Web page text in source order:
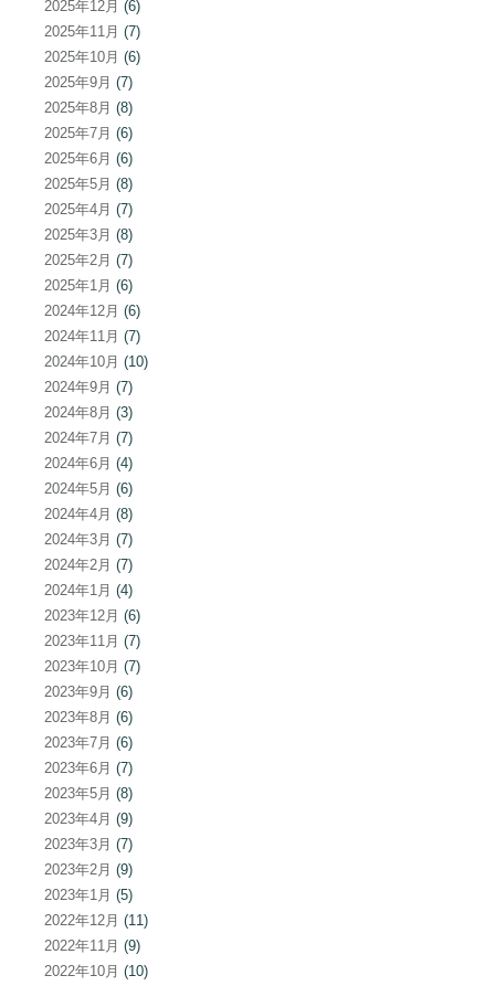
2025年12月 (6)
2025年11月 (7)
2025年10月 (6)
2025年9月 (7)
2025年8月 (8)
2025年7月 (6)
2025年6月 (6)
2025年5月 (8)
2025年4月 (7)
2025年3月 (8)
2025年2月 (7)
2025年1月 (6)
2024年12月 (6)
2024年11月 (7)
2024年10月 (10)
2024年9月 (7)
2024年8月 (3)
2024年7月 (7)
2024年6月 (4)
2024年5月 (6)
2024年4月 (8)
2024年3月 (7)
2024年2月 (7)
2024年1月 (4)
2023年12月 (6)
2023年11月 (7)
2023年10月 (7)
2023年9月 (6)
2023年8月 (6)
2023年7月 (6)
2023年6月 (7)
2023年5月 (8)
2023年4月 (9)
2023年3月 (7)
2023年2月 (9)
2023年1月 (5)
2022年12月 (11)
2022年11月 (9)
2022年10月 (10)